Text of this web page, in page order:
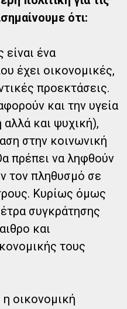
ότι:
είναι ένα
έχει οικονομικές,
προεκτάσεις.
και την υγεία
και ψυχική),
στην κοινωνική
πρέπει να ληφθούν
τον πληθυσμό σε
Κυρίως όμως
συγκράτησης
και
τους
οικονομική